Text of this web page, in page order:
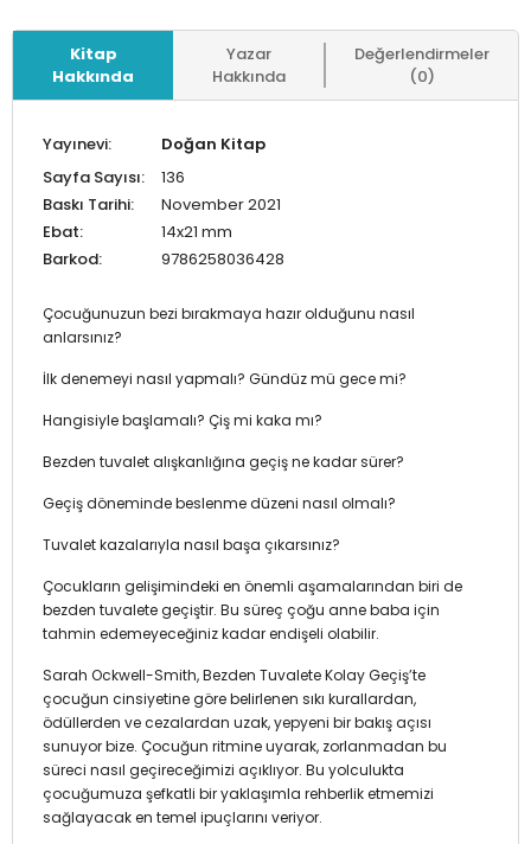
Kitap
Hakkında
Yazar
Hakkında
Değerlendirmeler
(0)
Yayınevi:
Doğan Kitap
Sayfa Sayısı:
136
Baskı Tarihi:
November 2021
Ebat:
14x21 mm
Barkod:
9786258036428
Çocuğunuzun bezi bırakmaya hazır olduğunu nasıl
anlarsınız?
İlk denemeyi nasıl yapmalı? Gündüz mü gece mi?
Hangisiyle başlamalı? Çiş mi kaka mı?
Bezden tuvalet alışkanlığına geçiş ne kadar sürer?
Geçiş döneminde beslenme düzeni nasıl olmalı?
Tuvalet kazalarıyla nasıl başa çıkarsınız?
Çocukların gelişimindeki en önemli aşamalarından biri de
bezden tuvalete geçiştir. Bu süreç çoğu anne baba için
tahmin edemeyeceğiniz kadar endişeli olabilir.
Sarah Ockwell-Smith, Bezden Tuvalete Kolay Geçiş’te
çocuğun cinsiyetine göre belirlenen sıkı kurallardan,
ödüllerden ve cezalardan uzak, yepyeni bir bakış açısı
sunuyor bize. Çocuğun ritmine uyarak, zorlanmadan bu
süreci nasıl geçireceğimizi açıklıyor. Bu yolculukta
çocuğumuza şefkatli bir yaklaşımla rehberlik etmemizi
sağlayacak en temel ipuçlarını veriyor.